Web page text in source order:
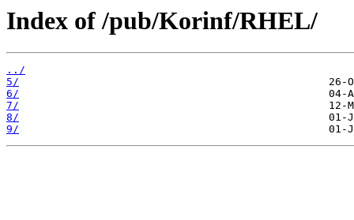
Index of /pub/Korinf/RHEL/
../
5/
6/
7/
8/
9/